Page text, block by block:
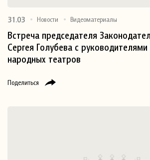
Поделиться
31.03 Новости Видеоматериалы
Встреча председателя
Сергея Голубева с руководителями
народных театров